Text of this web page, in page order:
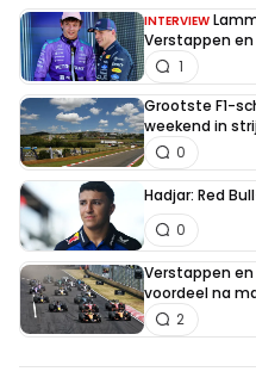
INTERVIEW
Verstappen en
1
Grootste F1-
weekend in
0
Hadjar: Red
0
Verstappen en
voordeel na
2